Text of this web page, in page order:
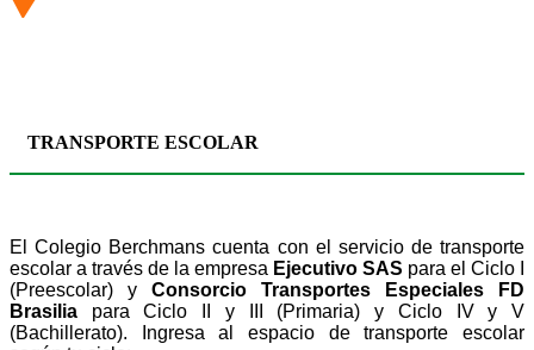
TRANSPORTE ESCOLAR
El Colegio Berchmans cuenta con el servicio de transporte
escolar a través de la empresa Ejecutivo SAS para el Ciclo I
(Preescolar) y Consorcio Transportes Especiales FD
Brasilia para Ciclo II y III (Primaria) y Ciclo IV y V
(Bachillerato). Ingresa al espacio de transporte escolar